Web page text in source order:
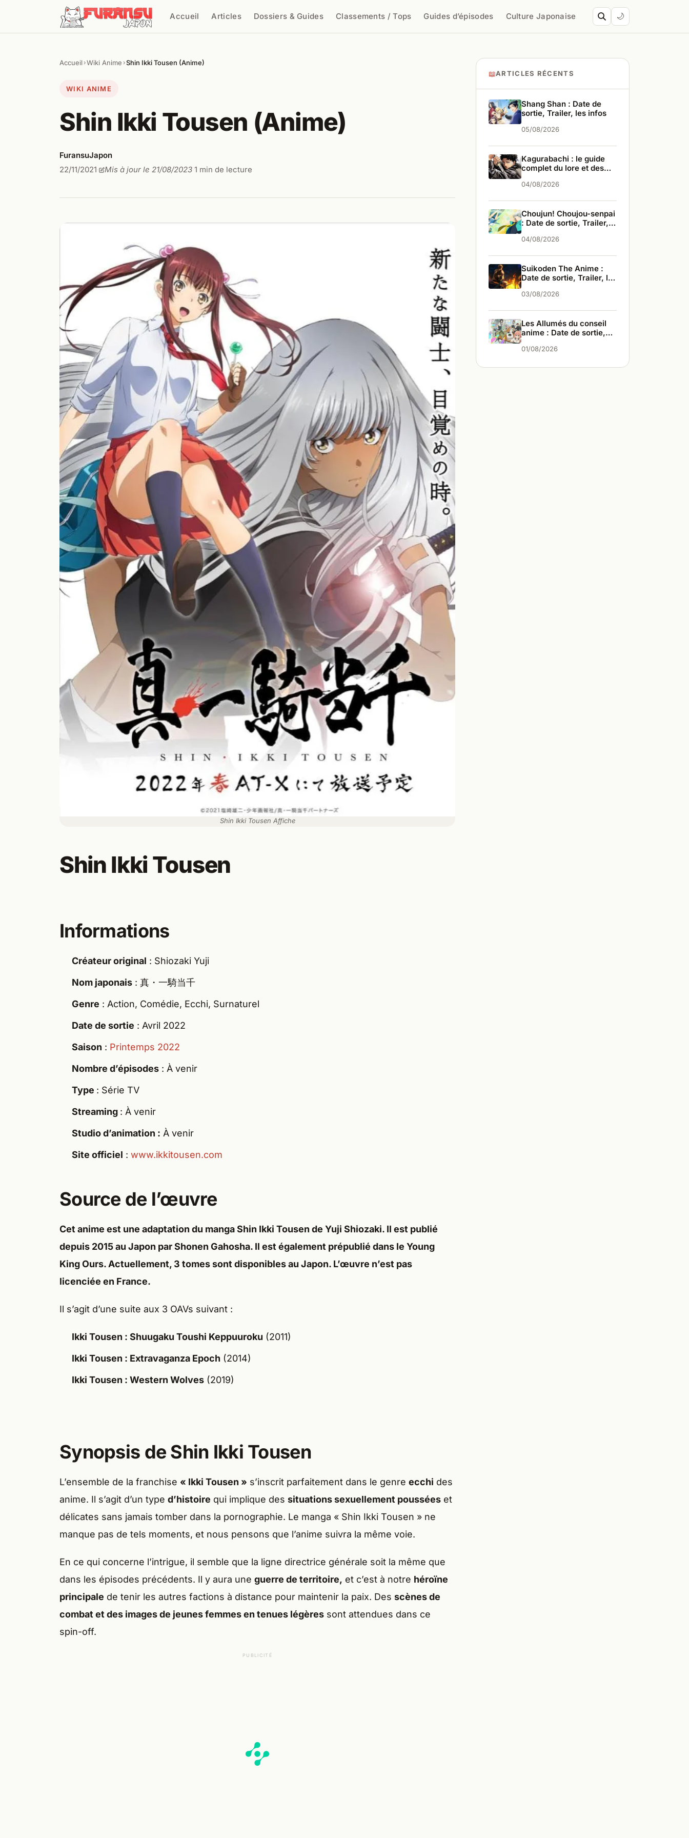
Aller au contenu
Accueil Articles Dossiers & Guides Classements / Tops Guides d’épisodes Culture Japonaise 🌙
Accueil ›Wiki Anime ›Shin Ikki Tousen (Anime)
WIKI ANIME
Shin Ikki Tousen (Anime)
FuransuJapon
22/11/2021· Mis à jour le 21/08/2023·1 min de lecture
Shin Ikki Tousen Affiche
Shin Ikki Tousen
Informations
Créateur original : Shiozaki Yuji
Nom japonais : 真・一騎当千
Genre : Action, Comédie, Ecchi, Surnaturel
Date de sortie : Avril 2022
Saison : Printemps 2022
Nombre d’épisodes : À venir
Type : Série TV
Streaming : À venir
Studio d’animation : À venir
Site officiel : www.ikkitousen.com
Source de l’œuvre
Cet anime est une adaptation du manga Shin Ikki Tousen de Yuji Shiozaki. Il est publié
depuis 2015 au Japon parShonen Gahosha. Il est également prépublié dans le Young
King Ours. Actuellement, 3 tomes sont disponibles au Japon. L’œuvre n’est pas
licenciée en France.
Il s’agit d’une suite aux 3 OAVs suivant :
Ikki Tousen : Shuugaku Toushi Keppuuroku (2011)
Ikki Tousen : Extravaganza Epoch (2014)
Ikki Tousen : Western Wolves (2019)
Synopsis de Shin Ikki Tousen
L’ensemble de la franchise « Ikki Tousen » s’inscrit parfaitement dans le genre ecchi des
anime. Il s’agit d’un type d’histoire qui implique des situations sexuellement poussées et
délicates sans jamais tomber dans la pornographie. Le manga « Shin Ikki Tousen » ne
manque pas de tels moments, et nous pensons que l’anime suivra la même voie.
En ce qui concerne l’intrigue, il semble que la ligne directrice générale soit la même que
dans les épisodes précédents. Il y aura une guerre de territoire, et c’est à notre héroïne
principale de tenir les autres factions à distance pour maintenir la paix. Des scènes de
combat et des images de jeunes femmes en tenues légères sont attendues dans ce
spin-off.
PUBLICITÉ
📖ARTICLES RÉCENTS
Shang Shan : Date de
sortie, Trailer, les infos
05/08/2026
Kagurabachi : le guide
complet du lore et des
04/08/2026
Choujun! Choujou-senpai
: Date de sortie, Trailer,
04/08/2026
Suikoden The Anime :
Date de sortie, Trailer, les
03/08/2026
Les Allumés du conseil
anime : Date de sortie,
01/08/2026